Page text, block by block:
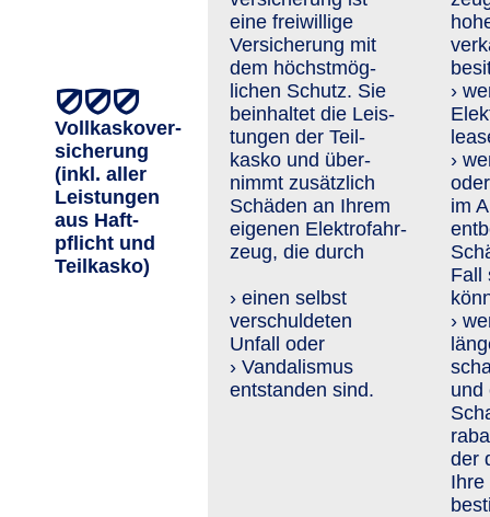
Vollkaskover­
sicherung
(inkl. aller
Leis­tungen
aus Haft­
pflicht und
Teil­kasko)
eine freiwillige
Versicherung mit
dem höchst­mög­
lichen Schutz. Sie
beinhaltet die Leis­
tungen der Teil­
kasko und über­
nimmt zusätzlich
Schä­den an Ihrem
eigenen Elektro­fahr­
zeug, die durch
› einen selbst
verschuldeten
Unfall oder
› Vandalismus
entstanden sind.
›
›
im
Fall
›
und
der
Ihre